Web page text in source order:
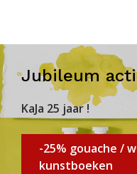
Jubileum
KaJa 25 jaar !
-25% gouache /
kunstboeken